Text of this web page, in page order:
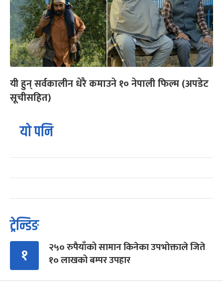
यी हुन् सर्वकालीन धेरै कमाउने १० नेपाली फिल्म (अपडेट
सूचीसहित)
यो पनि
ट्रेन्डिङ
१
२५० रुपैयाँको सामान किनेका उपभोक्ताले जिते
१० लाखको बम्पर उपहार